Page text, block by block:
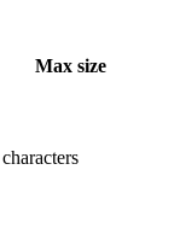
Max size